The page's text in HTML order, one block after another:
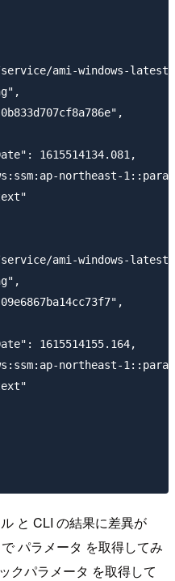
ami-windows-
1615514134.081,
northeast-
ami-windows-
1615514155.164,
northeast-
と CLI の結果に差異が
パラメータ を取得してみ
クパラメータ を取得して